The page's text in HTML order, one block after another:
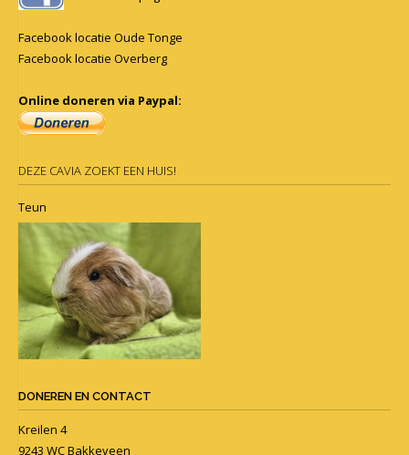
Facebook locatie Oude Tonge
Facebook locatie Overberg
Online doneren via Paypal:
DEZE CAVIA ZOEKT EEN HUIS!
Teun
DONEREN EN CONTACT
Kreilen 4
9243 WC Bakkeveen